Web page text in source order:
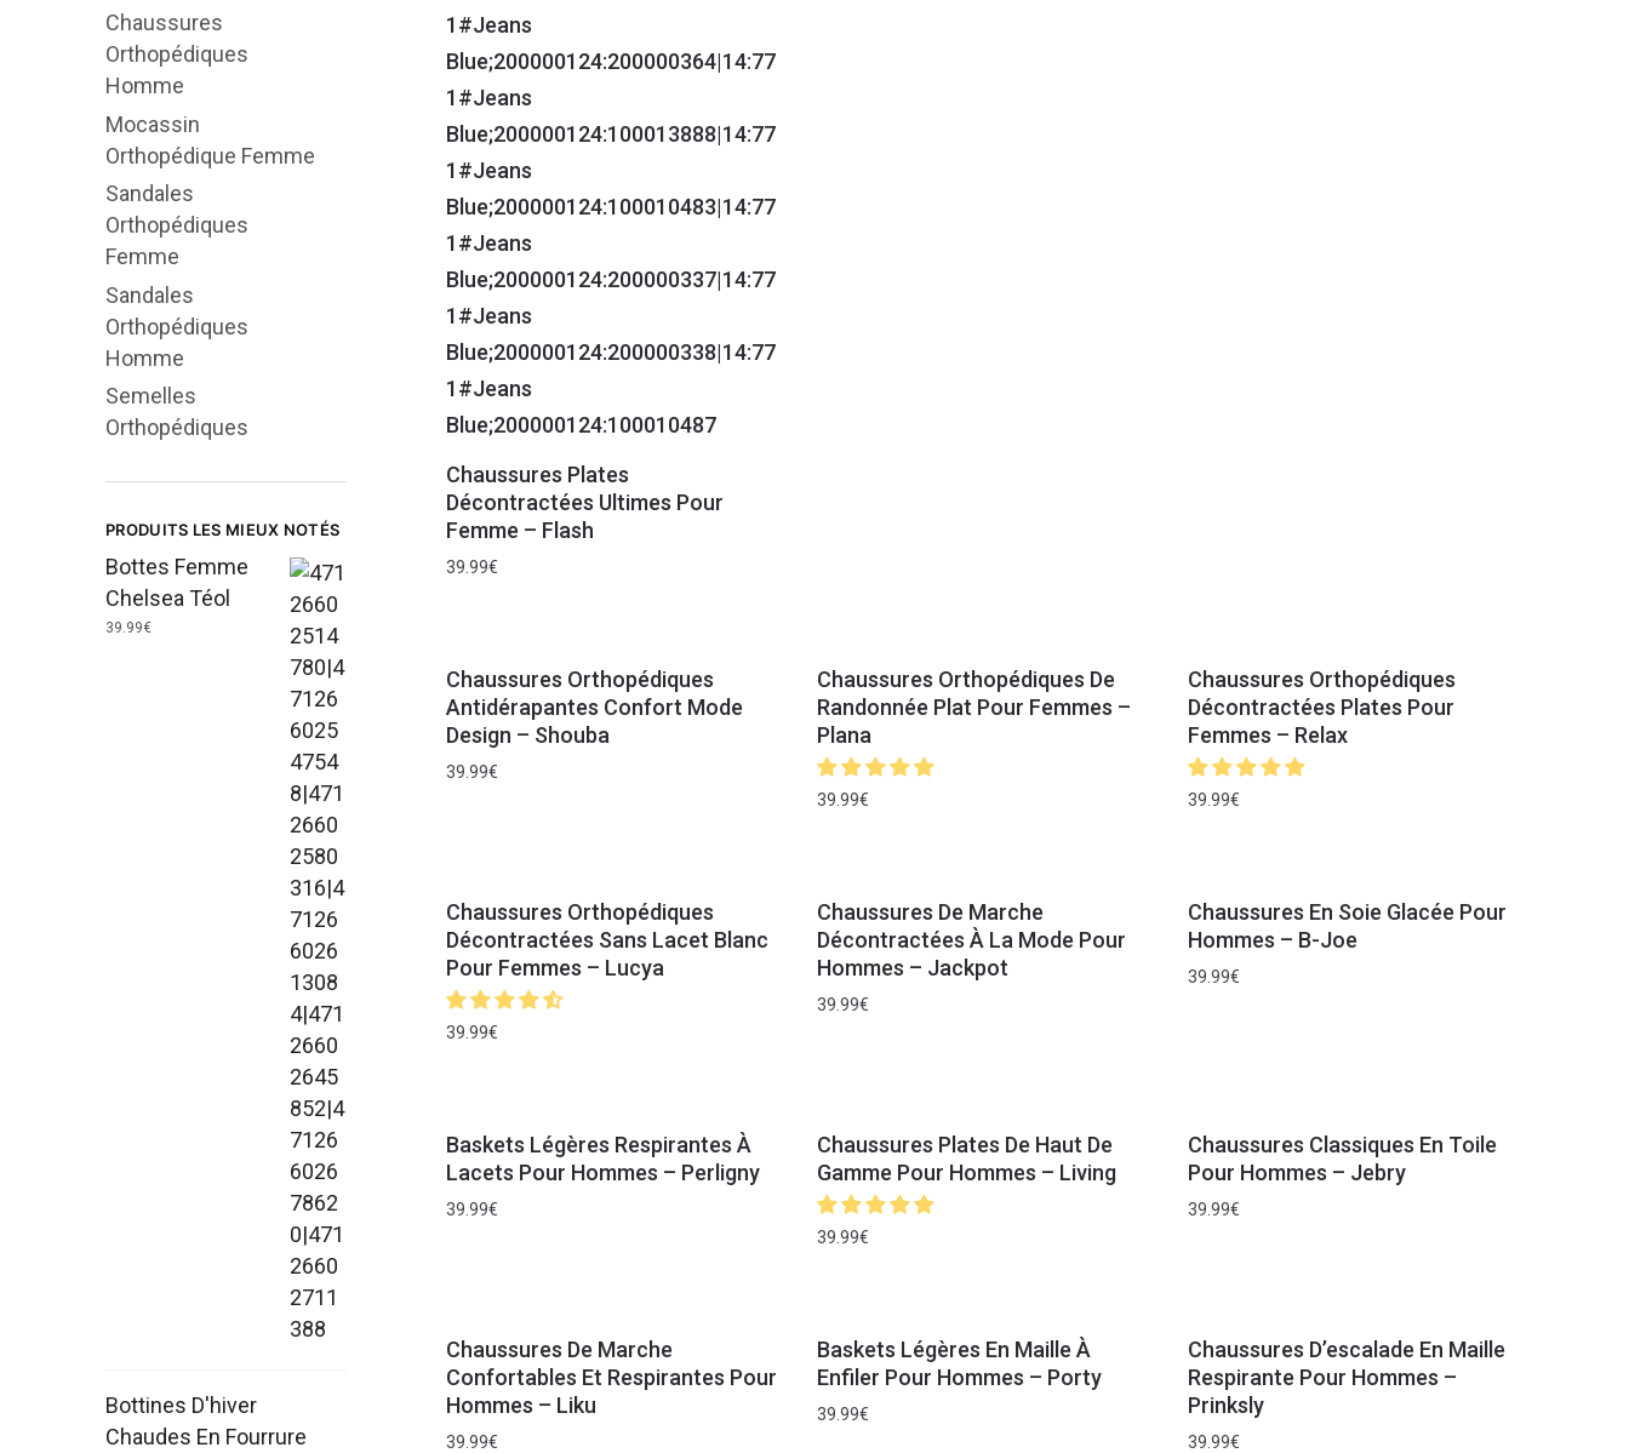
Chaussures Plates
Décontractées Ultimes Pour
Femme – Flash
39.99€
Chaussures Orthopédiques
Antidérapantes Confort Mode
Design – Shouba
39.99€
Chaussures Orthopédiques De
Randonnée Plat Pour Femmes –
Plana
39.99€
Chaussures Orthopédiques
Décontractées Plates Pour
Femmes – Relax
39.99€
Chaussures Orthopédiques
Décontractées Sans Lacet Blanc
Pour Femmes – Lucya
39.99€
Chaussures De Marche
Décontractées À La Mode Pour
Hommes – Jackpot
39.99€
Chaussures En Soie Glacée Pour
Hommes – B-Joe
39.99€
Baskets Légères Respirantes À
Lacets Pour Hommes – Perligny
39.99€
Chaussures Plates De Haut De
Gamme Pour Hommes – Living
39.99€
Chaussures Classiques En Toile
Pour Hommes – Jebry
39.99€
Chaussures De Marche
Confortables Et Respirantes Pour
Hommes – Liku
39.99€
Baskets Légères En Maille À
Enfiler Pour Hommes – Porty
39.99€
Chaussures D’escalade En Maille
Respirante Pour Hommes –
Prinksly
39.99€
Chaussures
Orthopédiques
Homme
Mocassin
Orthopédique Femme
Sandales
Orthopédiques
Femme
Sandales
Orthopédiques
Homme
Semelles
Orthopédiques
PRODUITS LES MIEUX NOTÉS
Bottes Femme
Chelsea Téol
39.99€
Bottines D'hiver
Chaudes En Fourrure